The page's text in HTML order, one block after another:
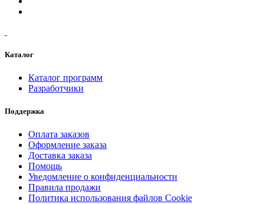
Каталог
Каталог программ
Разработчики
Поддержка
Оплата заказов
Оформление заказа
Доставка заказа
Помощь
Уведомление о конфиденциальности
Правила продажи
Политика использования файлов Cookie